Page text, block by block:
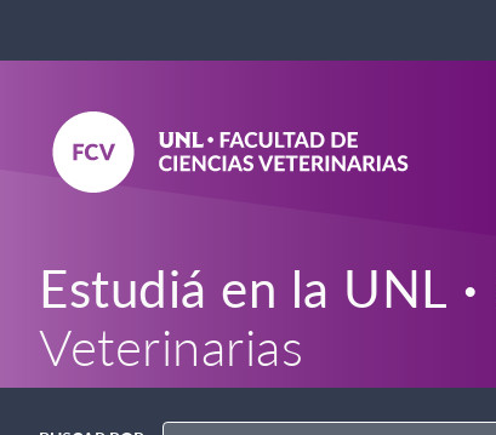
Estudiá en la UNL
Veterinarias